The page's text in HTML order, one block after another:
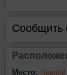
Сообщить
Место: